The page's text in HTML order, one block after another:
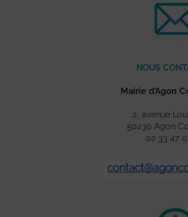
NOUS
Mairie d’Agon
2, avenue
50230 Agon
02 33 47